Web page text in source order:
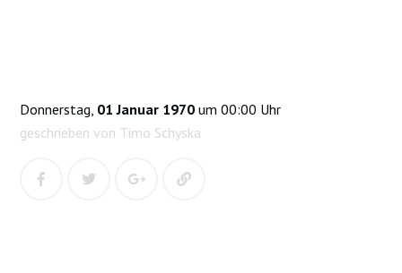
Donnerstag, 01 Januar 1970 um 00:00 Uhr
geschrieben von Timo Schyska